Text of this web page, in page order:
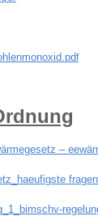
f
–
fragen